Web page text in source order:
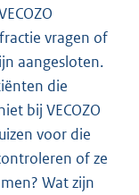
vragen of
aangesloten.
die
bij VECOZO
voor die
of ze
Wat zijn